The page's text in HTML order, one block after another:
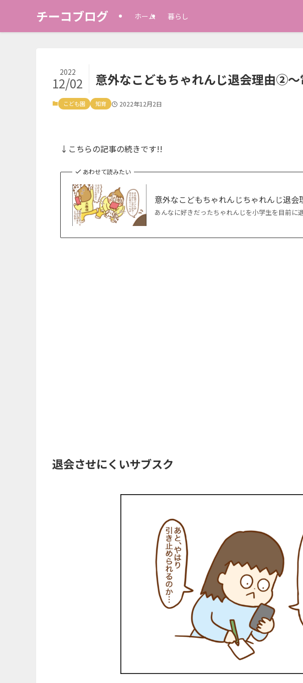
チーコブログ ホーム 暮らし
意外なこどもちゃれんじ退会理由②
2022
12/02
こども園 知育 2022年12月2日
↓こちらの記事の続きです!!
あわせて読みたい
意外なこどもちゃれんじちゃれんじ退
あんなに好きだったちゃれんじを小学生を目前に
退会させにくいサブスク